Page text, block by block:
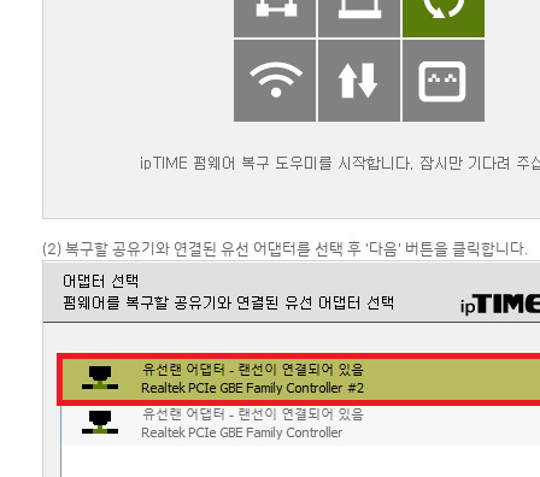
(2) 복구할 공유기와 연결된 유선 어댑터를 선택 후 '다음' 버튼을 클릭합니다.